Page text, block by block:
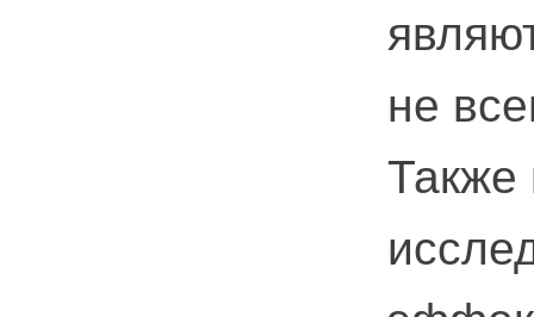
не
Также